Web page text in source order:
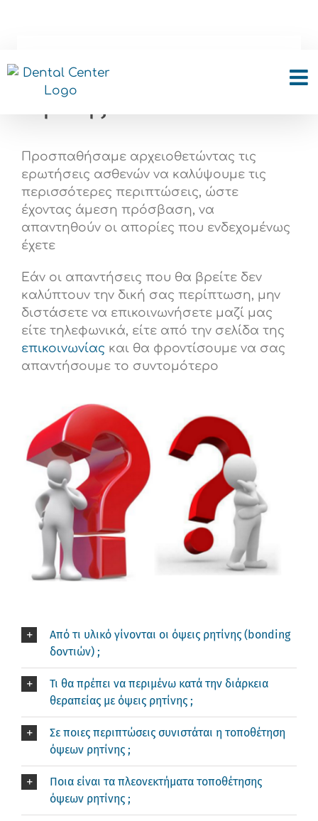
Ερωτήσεις για τις Όψεις
Ρητίνης
Προσπαθήσαμε αρχειοθετώντας τις
ερωτήσεις ασθενών να καλύψουμε τις
περισσότερες περιπτώσεις, ώστε
έχοντας άμεση πρόσβαση, να
απαντηθούν οι απορίες που ενδεχομένως
έχετε
Εάν οι απαντήσεις που θα βρείτε δεν
καλύπτουν την δική σας περίπτωση, μην
διστάσετε να επικοινωνήσετε μαζί μας
είτε τηλεφωνικά, είτε από την σελίδα της
επικοινωνίας και θα φροντίσουμε να σας
απαντήσουμε το συντομότερο
Από τι υλικό γίνονται οι όψεις ρητίνης (bonding
δοντιών) ;
Τι θα πρέπει να περιμένω κατά την διάρκεια
θεραπείας με όψεις ρητίνης ;
Σε ποιες περιπτώσεις συνιστάται η τοποθέτηση
όψεων ρητίνης ;
Ποια είναι τα πλεονεκτήματα τοποθέτησης
όψεων ρητίνης ;